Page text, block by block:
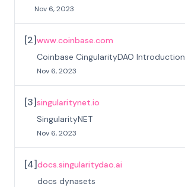
Nov 6, 2023
[2]www.coinbase.com
Coinbase CingularityDAO Introduction
Nov 6, 2023
[3]singularitynet.io
SingularityNET
Nov 6, 2023
[4]docs.singularitydao.ai
docs dynasets